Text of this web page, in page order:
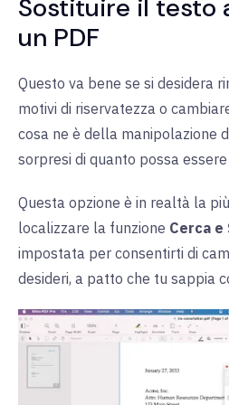
Sostituire il testo
un PDF
Questo va bene se si desidera
motivi di riservatezza o
cosa ne è della manipolazione
sorpresi di quanto possa
Questa opzione è in realtà la
localizzare la funzione Cerca
impostata per consentirti di
desideri, a patto che tu sappia